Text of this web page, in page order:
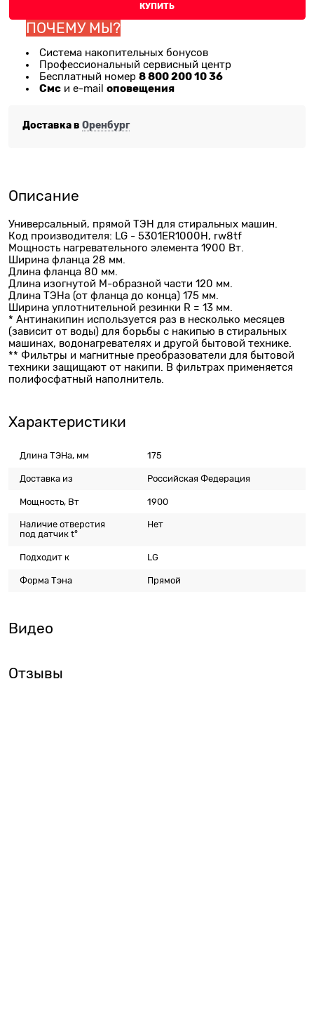
КУПИТЬ
ПОЧЕМУ МЫ?
Система накопительных бонусов
Профессиональный сервисный центр
Бесплатный номер 8 800 200 10 36
Смс и e-mail оповещения
Доставка в Оренбург
Описание
Универсальный, прямой ТЭН для стиральных машин.
Код производителя: LG - 5301ER1000H, rw8tf
Мощность нагревательного элемента 1900 Вт.
Ширина фланца 28 мм.
Длина фланца 80 мм.
Длина изогнутой М-образной части 120 мм.
Длина ТЭНа (от фланца до конца) 175 мм.
Ширина уплотнительной резинки R = 13 мм.
* Антинакипин используется раз в несколько месяцев
(зависит от воды) для борьбы с накипью в стиральных
машинах, водонагревателях и другой бытовой технике.
** Фильтры и магнитные преобразователи для бытовой
техники защищают от накипи. В фильтрах применяется
полифосфатный наполнитель.
Характеристики
Длина ТЭНа, мм 175
Доставка из Российская Федерация
Мощность, Вт 1900
Наличие отверстия
под датчик t°
Нет
Подходит к LG
Форма Тэна Прямой
Видео
Отзывы